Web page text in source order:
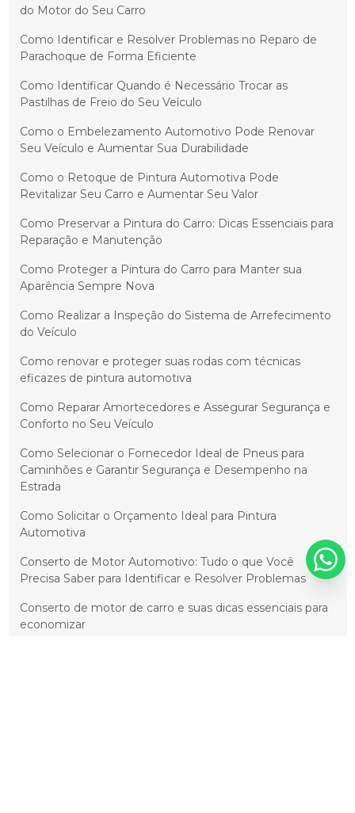
do Motor do Seu Carro
Como Identificar e Resolver Problemas no Reparo de
Parachoque de Forma Eficiente
Como Identificar Quando é Necessário Trocar as
Pastilhas de Freio do Seu Veículo
Como o Embelezamento Automotivo Pode Renovar
Seu Veículo e Aumentar Sua Durabilidade
Como o Retoque de Pintura Automotiva Pode
Revitalizar Seu Carro e Aumentar Seu Valor
Como Preservar a Pintura do Carro: Dicas Essenciais para
Reparação e Manutenção
Como Proteger a Pintura do Carro para Manter sua
Aparência Sempre Nova
Como Realizar a Inspeção do Sistema de Arrefecimento
do Veículo
Como renovar e proteger suas rodas com técnicas
eficazes de pintura automotiva
Como Reparar Amortecedores e Assegurar Segurança e
Conforto no Seu Veículo
Como Selecionar o Fornecedor Ideal de Pneus para
Caminhões e Garantir Segurança e Desempenho na
Estrada
Como Solicitar o Orçamento Ideal para Pintura
Automotiva
Conserto de Motor Automotivo: Tudo o que Você
Precisa Saber para Identificar e Resolver Problemas
Conserto de motor de carro e suas dicas essenciais para
economizar